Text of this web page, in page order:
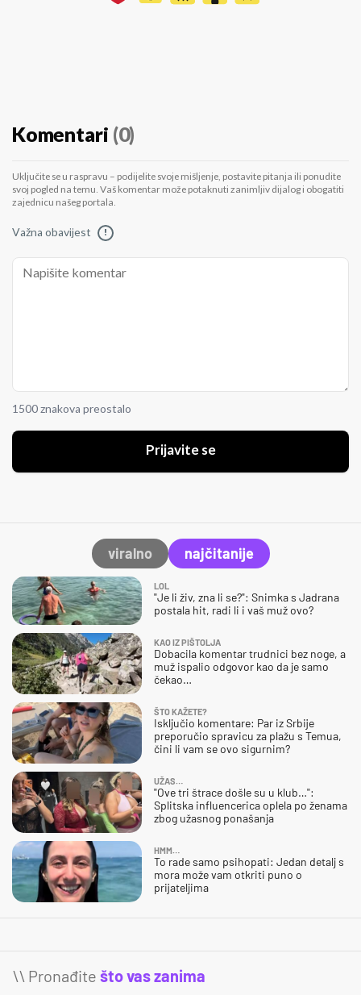
Komentari (0)
Uključite se u raspravu – podijelite svoje mišljenje, postavite pitanja ili ponudite
svoj pogled na temu. Vaš komentar može potaknuti zanimljiv dijalog i obogatiti
zajednicu našeg portala.
Važna obavijest !
1500 znakova preostalo
Prijavite se
viralno najčitanije
LOL
"Je li živ, zna li se?": Snimka s Jadrana
postala hit, radi li i vaš muž ovo?
KAO IZ PIŠTOLJA
Dobacila komentar trudnici bez noge, a
muž ispalio odgovor kao da je samo
čekao…
ŠTO KAŽETE?
Isključio komentare: Par iz Srbije
preporučio spravicu za plažu s Temua,
čini li vam se ovo sigurnim?
UŽAS…
"Ove tri štrace došle su u klub…":
Splitska influencerica oplela po ženama
zbog užasnog ponašanja
HMM…
To rade samo psihopati: Jedan detalj s
mora može vam otkriti puno o
prijateljima
\\ Pronađite što vas zanima